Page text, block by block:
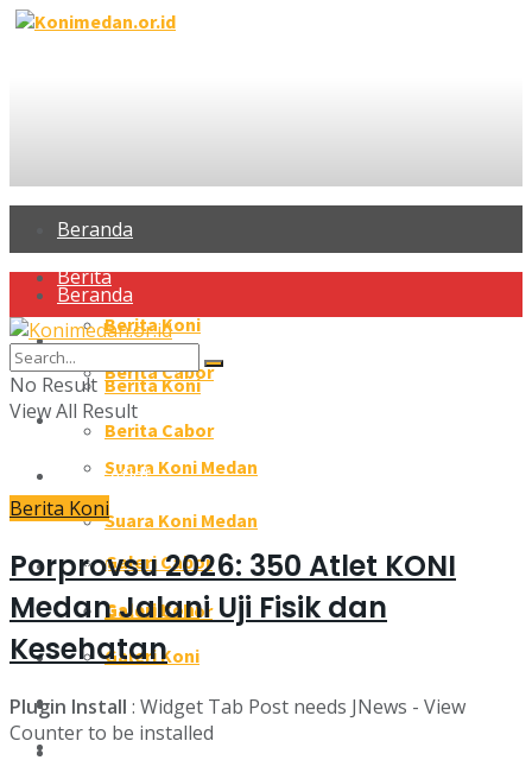
Beranda
Berita
Berita Koni
Berita Cabor
Profil Atlet
Suara Koni Medan
Galeri
Galeri Cabor
Galeri Koni
Pengcab/Pengkot
Susunan Pengurus
Beranda
Berita
Berita Koni
Berita Cabor
Profil Atlet
Suara Koni Medan
Galeri
Galeri Cabor
Galeri Koni
Pengcab/Pengkot
Susunan Pengurus
No Result
View All Result
Berita Koni
Porprovsu 2026: 350 Atlet KONI
Medan Jalani Uji Fisik dan
Kesehatan
Plugin Install : Widget Tab Post needs JNews - View
Counter to be installed